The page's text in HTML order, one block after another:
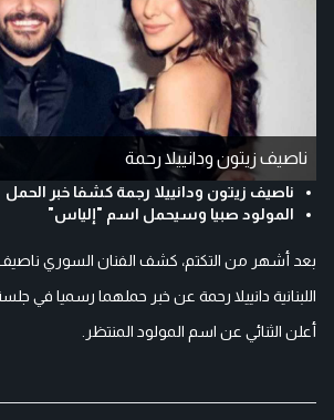
ناصيف زيتون ودانييلا رحمة
ناصيف زيتون ودانييلا رجمة كشفا خبر الحمل
المولود صبيا وسيحمل اسم "إلياس"
بعد أشهر من التكتم، كشف الفنان السوري ناصيف
اللبنانية دانييلا رحمة عن خبر حملهما رسميا في
أعلن الثنائي عن اسم المولود المنتظر.